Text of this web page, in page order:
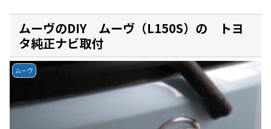
ムーヴのDIY ムーヴ（L150S）の トヨ
タ純正ナビ取付
ムーヴ